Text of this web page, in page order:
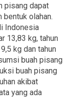
pisang dapat
bentuk olahan.
Indonesia
13,83 kg, tahun
kg dan tahun
buah pisang
buah pisang
akibat
yang ada